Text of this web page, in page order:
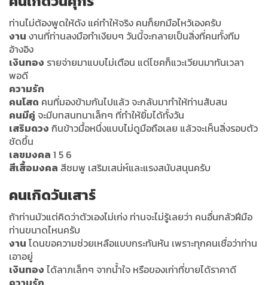
ท่านไม่ต้องพูดให้ดัง แค่ทำให้จริง คนก็ยกมือไหว้เองครับ
งาน งานที่ท่านลงมือทำเงียบๆ วันนี้จะกลายเป็นสิ่งที่คนทั้งทีม
อ้างอิง
เงินทอง รายจ่ายมาแบบไม่เตือน แต่โชคก็แวะเวียนมาทันเวลา
พอดี
ความรัก
คนโสด คนที่มองข้ามกันไปแล้ว จะกลับมาทำให้ท่านสับสน
คนมีคู่ จะมีบทสนทนาเล็กๆ ที่ทำให้ยิ้มได้ทั้งวัน
เสริมดวง กินข้าวมื้อหนึ่งแบบไม่ดูมือถือเลย แล้วจะเห็นสิ่งรอบตัว
ชัดขึ้น
เลขมงคล 1 5 6
สีเสื้อมงคล สีชมพู เสริมเสน่ห์และแรงสนับสนุนครับ
คนเกิดวันเสาร์
ถ้าท่านมัวแต่คิดว่าตัวเองไม่เก่ง ท่านจะไม่รู้เลยว่า คนอื่นกลัวฝีมือ
ท่านขนาดไหนครับ
งาน โดนขอความช่วยเหลือแบบกระทันหัน เพราะทุกคนเชื่อว่าท่าน
เอาอยู่
เงินทอง ได้ลาภเล็กๆ จากน้ำใจ หรือของเก่าที่ขายได้ราคาดี